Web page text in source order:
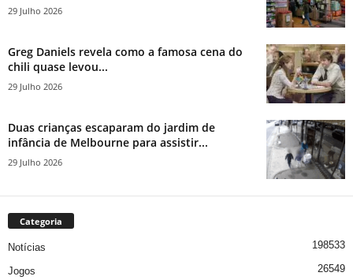
29 Julho 2026
Greg Daniels revela como a famosa cena do
chili quase levou...
29 Julho 2026
Duas crianças escaparam do jardim de
infância de Melbourne para assistir...
29 Julho 2026
Categoria
Notícias 198533
Jogos 26549